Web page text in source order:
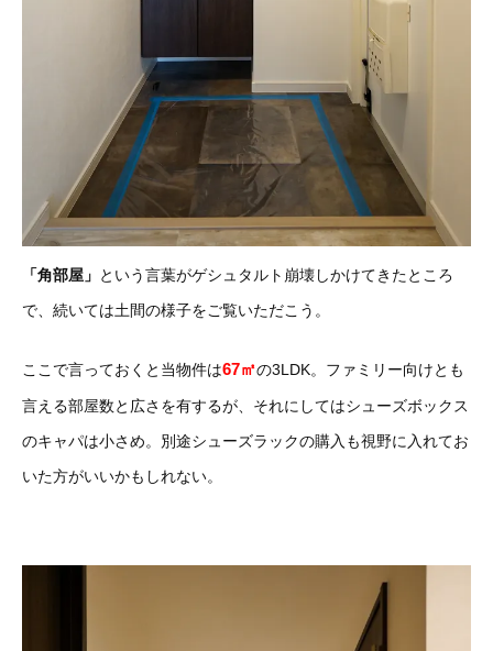
「角部屋」 という言葉がゲシュタルト崩壊しかけてきたところ
で、続いては土間の様子をご覧いただこう。
ここで言っておくと当物件は67㎡の3LDK。ファミリー向けとも
言える部屋数と広さを有するが、それにしてはシューズボックス
のキャパは小さめ。別途シューズラックの購入も視野に入れてお
いた方がいいかもしれない。